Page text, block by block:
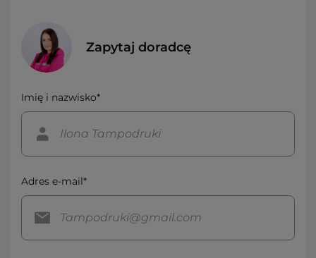
Zapytaj doradcę
Imię i nazwisko*
Adres e-mail*